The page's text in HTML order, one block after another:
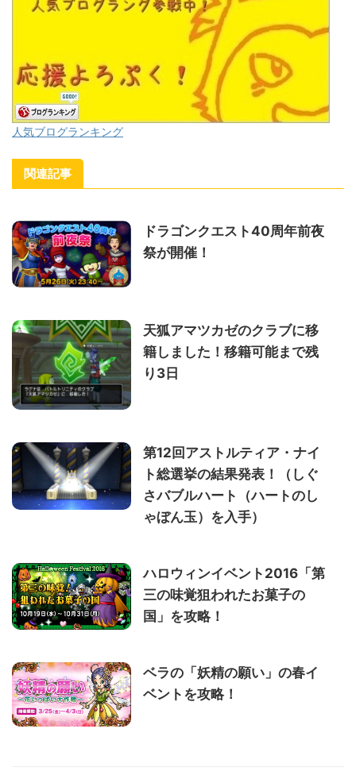
人気ブログランキング
関連記事
ドラゴンクエスト40周年前夜
祭が開催！
天狐アマツカゼのクラブに移
籍しました！移籍可能まで残
り3日
第12回アストルティア・ナイ
ト総選挙の結果発表！（しぐ
さバブルハート（ハートのし
ゃぼん玉）を入手）
ハロウィンイベント2016「第
三の味覚狙われたお菓子の
国」を攻略！
ベラの「妖精の願い」の春イ
ベントを攻略！